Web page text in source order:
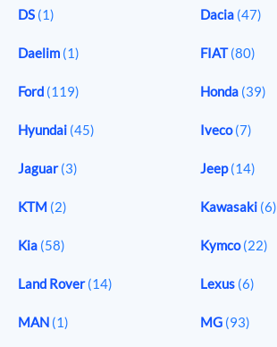
DS (1) Dacia (47)
Daelim (1) FIAT(80)
Ford (119) Honda (39)
Hyundai (45) Iveco(7)
Jaguar(3) Jeep(14)
KTM (2) Kawasaki (6)
Kia (58) Kymco(22)
Land Rover(14) Lexus (6)
MAN (1) MG (93)